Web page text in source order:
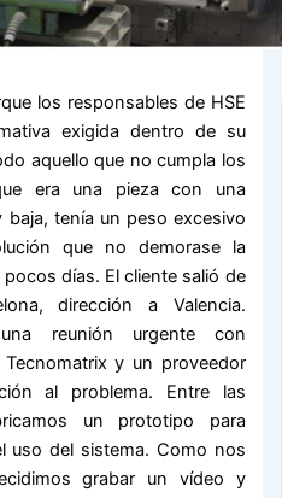
los responsables de HSE
exigida dentro de su
aquello que no cumpla los
era una pieza con una
tenía un peso excesivo
que no demorase la
días. El cliente salió de
dirección a Valencia.
reunión urgente con
y un proveedor
al problema. Entre las
un prototipo para
uso del sistema. Como nos
grabar un vídeo y